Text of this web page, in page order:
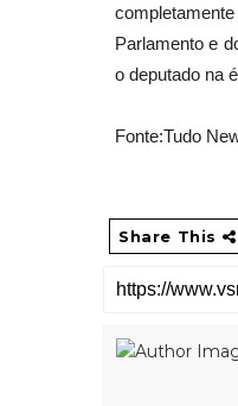
Parlamento e
o deputado na
Fonte:Tudo
Share This